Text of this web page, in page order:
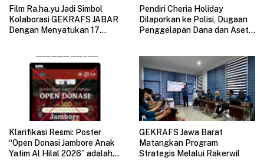
Film Ra.ha.yu Jadi Simbol
Kolaborasi GEKRAFS JABAR
Dengan Menyatukan 17
Pendiri Cheria Holiday
Dilaporkan ke Polisi, Dugaan
Penggelapan Dana dan Aset
Klarifikasi Resmi: Poster
“Open Donasi Jambore Anak
Yatim Al Hilal 2026” adalah
GEKRAFS Jawa Barat
Matangkan Program
Strategis Melalui Rakerwil